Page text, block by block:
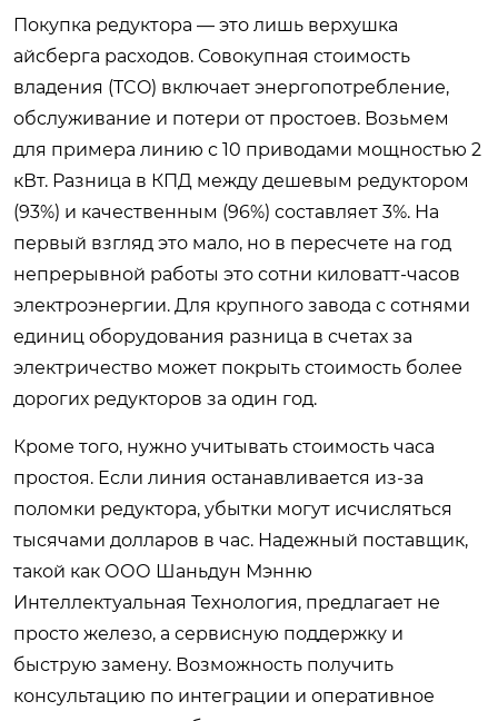
Покупка редуктора — это лишь верхушка
айсберга расходов. Совокупная стоимость
владения (TCO) включает энергопотребление,
обслуживание и потери от простоев. Возьмем
для примера линию с 10 приводами мощностью 2
кВт. Разница в КПД между дешевым редуктором
(93%) и качественным (96%) составляет 3%. На
первый взгляд это мало, но в пересчете на год
непрерывной работы это сотни киловатт-часов
электроэнергии. Для крупного завода с сотнями
единиц оборудования разница в счетах за
электричество может покрыть стоимость более
дорогих редукторов за один год.
Кроме того, нужно учитывать стоимость часа
простоя. Если линия останавливается из-за
поломки редуктора, убытки могут исчисляться
тысячами долларов в час. Надежный поставщик,
такой как ООО Шаньдун Мэнню
Интеллектуальная Технология, предлагает не
просто железо, а сервисную поддержку и
быструю замену. Возможность получить
консультацию по интеграции и оперативное